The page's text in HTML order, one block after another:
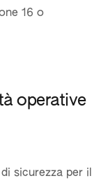
16 o
operative
sicurezza per il